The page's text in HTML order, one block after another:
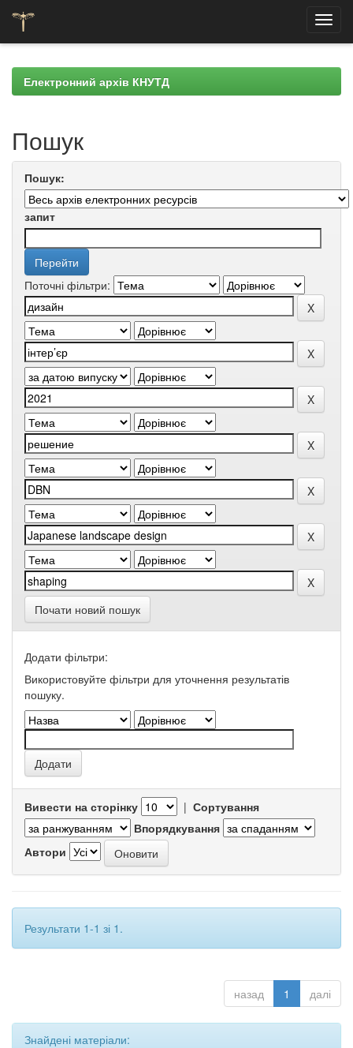
navigationЕлектронний архів КНУТД
Пошук
Пошук:
запит
Поточні фільтри:
Почати новий пошук
Додати фільтри:
Використовуйте фільтри для уточнення результатів
пошуку.
Вивести на сторінку | Сортування
Впорядкування
Автори
Результати 1-1 зі 1.
назад 1 далі
Знайдені матеріали: